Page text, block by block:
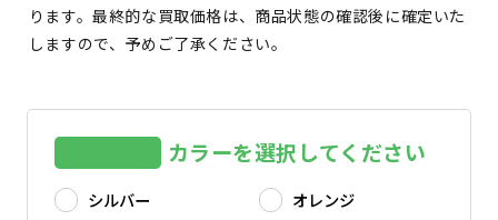
ります。最終的な買取価格は、商品状態の確認後に確定いた
しますので、予めご了承ください。
カラーを選択してください
シルバー オレンジ